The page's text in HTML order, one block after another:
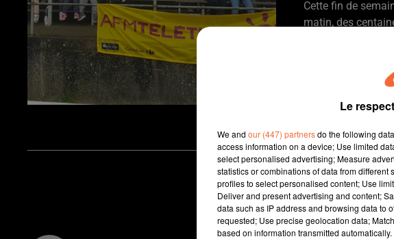
Cette fin de
matin, des
ambassadrice du
Un éleveur de
projet, parcourir
solutions pour
sont attendus
Le festival des
encore de
ce soir au
Le nueillaubrais
" Beaucoup de
Le
We and our (447) partnersdo the following
access information on a device; Use limited
select personalised advertising; Measure
statistics or combinations of data from
profiles to select personalised content; Use
Deliver and present advertising and content;
data such as IP address and browsing data to
requested; Use precise geolocation data;
based on information transmitted automatically.